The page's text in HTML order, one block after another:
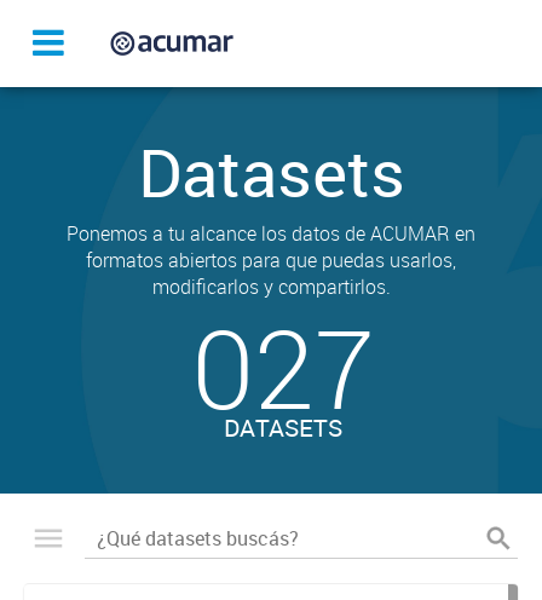
Datasets
Ponemos a tu alcance los datos de ACUMAR en
formatos abiertos para que puedas usarlos,
modificarlos y compartirlos.
027
DATASETS